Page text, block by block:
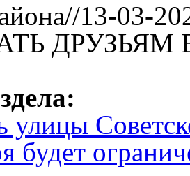
13-03-
ДРУЗЬЯМ
улицы
будет